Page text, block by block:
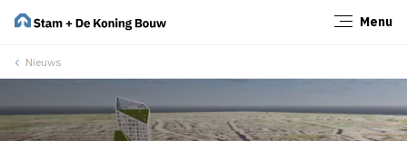
Menu
Nieuws
Sluiten